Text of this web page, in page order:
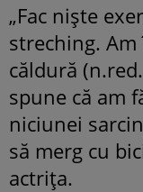
„Fac niște
streching.
căldură
spune că am
niciunei
să merg cu
actrița.